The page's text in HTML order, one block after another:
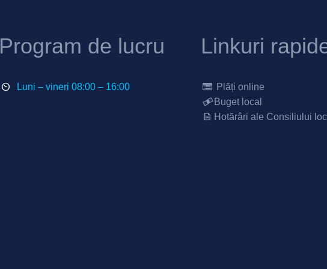
Program de lucru
Luni – vineri 08:00 – 16:00
Linkuri
Plăți online
Buget local
Hotărâri ale Consiliului